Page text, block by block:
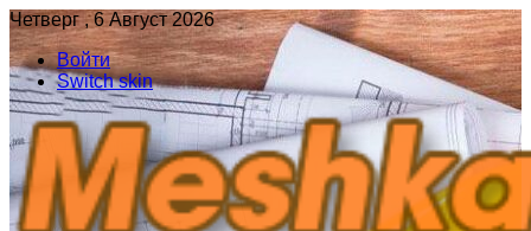
Четверг , 6 Август 2026
Войти
Switch skin